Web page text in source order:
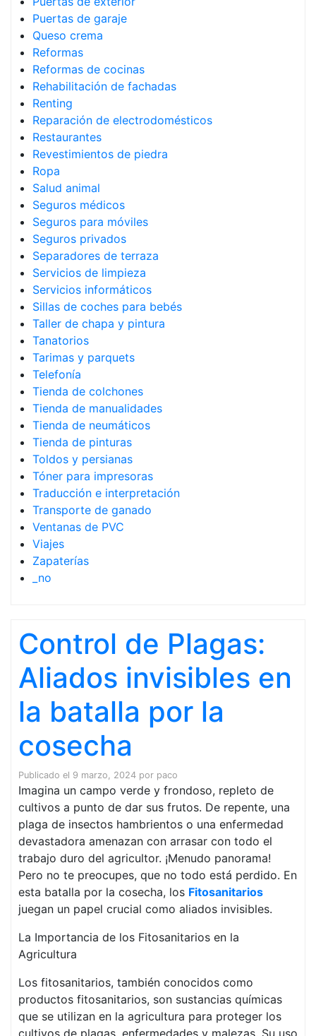
Puertas de garaje
Queso crema
Reformas
Reformas de cocinas
Rehabilitación de fachadas
Renting
Reparación de electrodomésticos
Restaurantes
Revestimientos de piedra
Ropa
Salud animal
Seguros médicos
Seguros para móviles
Seguros privados
Separadores de terraza
Servicios de limpieza
Servicios informáticos
Sillas de coches para bebés
Taller de chapa y pintura
Tanatorios
Tarimas y parquets
Telefonía
Tienda de colchones
Tienda de manualidades
Tienda de neumáticos
Tienda de pinturas
Toldos y persianas
Tóner para impresoras
Traducción e interpretación
Transporte de ganado
Ventanas de PVC
Viajes
Zapaterías
_no
Control de Plagas:
Aliados invisibles en
la batalla por la
cosecha
Publicado el 9 marzo, 2024 por paco
Imagina un campo verde y frondoso, repleto de
cultivos a punto de dar sus frutos. De repente, una
plaga de insectos hambrientos o una enfermedad
devastadora amenazan con arrasar con todo el
trabajo duro del agricultor. ¡Menudo panorama!
Pero no te preocupes, que no todo está perdido. En
esta batalla por la cosecha, los Fitosanitarios
juegan un papel crucial como aliados invisibles.
La Importancia de los Fitosanitarios en la
Agricultura
Los fitosanitarios, también conocidos como
productos fitosanitarios, son sustancias químicas
que se utilizan en la agricultura para proteger los
cultivos de plagas, enfermedades y malezas. Su uso